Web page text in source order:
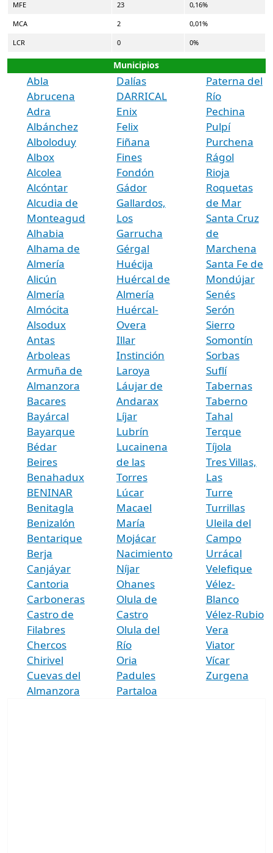
MFE 23 0,16%
MCA 2 0,01%
LCR 0 0%
Municipios
Abla
Abrucena
Adra
Albánchez
Alboloduy
Albox
Alcolea
Alcóntar
Alcudia de
Monteagud
Alhabia
Alhama de
Almería
Alicún
Almería
Almócita
Alsodux
Antas
Arboleas
Armuña de
Almanzora
Bacares
Bayárcal
Bayarque
Bédar
Beires
Benahadux
BENINAR
Benitagla
Benizalón
Bentarique
Berja
Canjáyar
Cantoria
Carboneras
Castro de
Filabres
Chercos
Chirivel
Cuevas del
Almanzora
Dalías
DARRICAL
Enix
Felix
Fiñana
Fines
Fondón
Gádor
Gallardos,
Los
Garrucha
Gérgal
Huécija
Huércal de
Almería
Huércal-
Overa
Illar
Instinción
Laroya
Láujar de
Andarax
Líjar
Lubrín
Lucainena
de las
Torres
Lúcar
Macael
María
Mojácar
Nacimiento
Níjar
Ohanes
Olula de
Castro
Olula del
Río
Oria
Padules
Partaloa
Paterna del
Río
Pechina
Pulpí
Purchena
Rágol
Rioja
Roquetas
de Mar
Santa Cruz
de
Marchena
Santa Fe de
Mondújar
Senés
Serón
Sierro
Somontín
Sorbas
Suflí
Tabernas
Taberno
Tahal
Terque
Tíjola
Tres Villas,
Las
Turre
Turrillas
Uleila del
Campo
Urrácal
Velefique
Vélez-
Blanco
Vélez-Rubio
Vera
Viator
Vícar
Zurgena